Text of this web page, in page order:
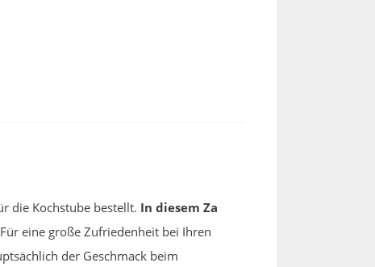
die Kochstube bestellt. In diesem Za
Für eine große Zufriedenheit bei Ihren
der Geschmack beim